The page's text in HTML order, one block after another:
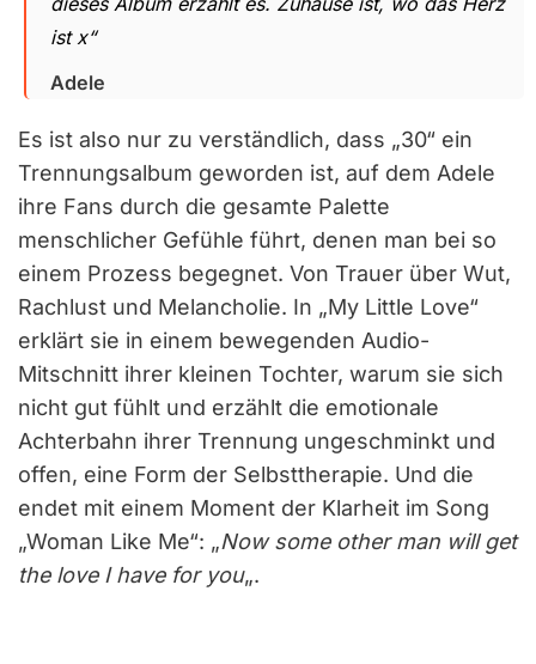
ist x“
Adele
Es ist also nur zu verständlich, dass „30“ ein
Trennungsalbum geworden ist, auf dem Adele
ihre Fans durch die gesamte Palette
menschlicher Gefühle führt, denen man bei so
einem Prozess begegnet. Von Trauer über Wut,
Rachlust und Melancholie. In „My Little Love“
erklärt sie in einem bewegenden Audio-
Mitschnitt ihrer kleinen Tochter, warum sie sich
nicht gut fühlt und erzählt die emotionale
Achterbahn ihrer Trennung ungeschminkt und
offen, eine Form der Selbsttherapie. Und die
endet mit einem Moment der Klarheit im Song
„Woman Like Me“: „Now some other man will get
the love I have for you„.